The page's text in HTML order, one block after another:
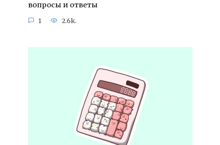
вопросы и ответы
1 2.6k.